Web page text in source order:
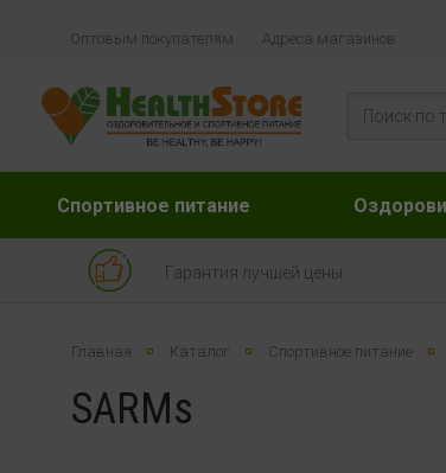
Оптовым покупателям Адреса магазинов
Спортивное питание
Гарантия лучшей цены
Главная Каталог Спортивное питание
SARMs